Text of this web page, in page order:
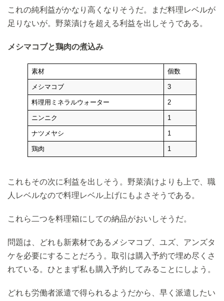
これの純利益がかなり高くなりそうだ。まだ料理レベルが
足りないが。野菜漬けを超える利益を出しそうである。
メシマコブと鶏肉の煮込み
素材 個数
メシマコブ 3
料理用ミネラルウォーター 2
ニンニク 1
ナツメヤシ 1
鶏肉 1
これもその次に利益を出しそう。野菜漬けよりも上で、職
人レベルなので料理レベル上げにもよさそうである。
これら二つを料理箱にしての納品がおいしそうだ。
問題は、どれも新素材であるメシマコブ、ユズ、アンズタ
ケを必要にすることだろう。取引は購入予約で埋め尽くさ
れている。ひとまず私も購入予約してみることにしよう。
どれも労働者派遣で得られるようだから、早く派遣したい